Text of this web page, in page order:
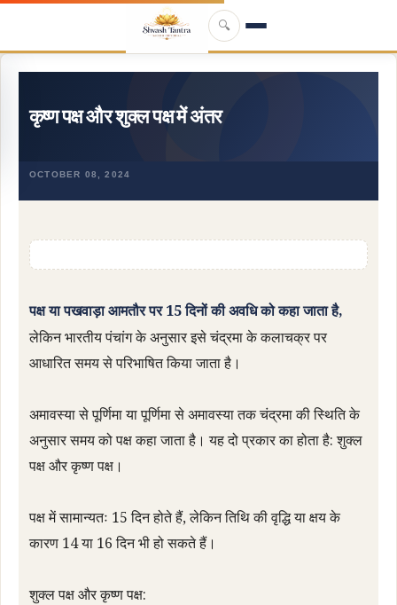
Skip to main content
🔍
कृष्ण पक्ष और शुक्ल पक्ष में अंतर
OCTOBER 08, 2024
पक्ष या पखवाड़ा आमतौर पर 15 दिनों की अवधि को कहा जाता है,
लेकिन भारतीय पंचांग के अनुसार इसे चंद्रमा के कलाचक्र पर
आधारित समय से परिभाषित किया जाता है।
अमावस्या से पूर्णिमा या पूर्णिमा से अमावस्या तक चंद्रमा की स्थिति के
अनुसार समय को पक्ष कहा जाता है। यह दो प्रकार का होता है: शुक्ल
पक्ष और कृष्ण पक्ष।
पक्ष में सामान्यतः 15 दिन होते हैं, लेकिन तिथि की वृद्धि या क्षय के
कारण 14 या 16 दिन भी हो सकते हैं।
शुक्ल पक्ष और कृष्ण पक्ष: